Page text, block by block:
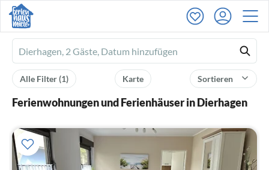
Ferienhausmiete
logo
Sortieren
Karte
Alle Filter(1)
Ferienwohnungen und Ferienhäuser in Dierhagen